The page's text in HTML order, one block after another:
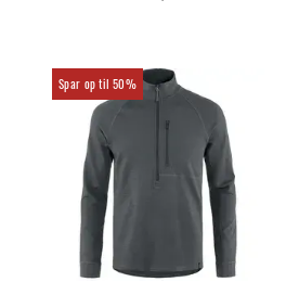
50%